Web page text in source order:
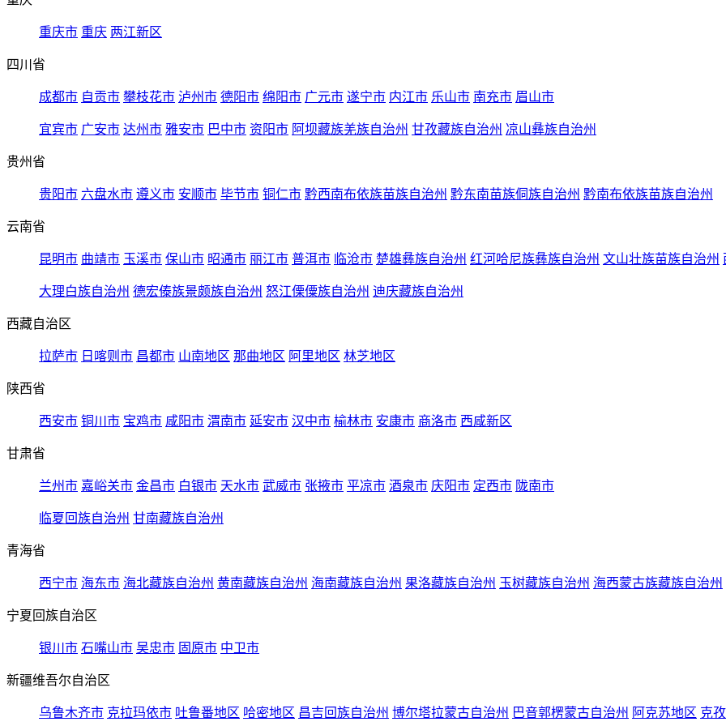
重庆市 重庆 两江新区
四川省
成都市 自贡市 攀枝花市 泸州市 德阳市 绵阳市 广元市 遂宁市 内江市 乐山市 南充市 眉山市
宜宾市 广安市 达州市 雅安市 巴中市 资阳市 阿坝藏族羌族自治州 甘孜藏族自治州 凉山彝族自治州
贵州省
贵阳市 六盘水市 遵义市 安顺市 毕节市 铜仁市 黔西南布依族苗族自治州 黔东南苗族侗族自治州 黔南布依族苗族自治州
云南省
昆明市 曲靖市 玉溪市 保山市 昭通市 丽江市 普洱市 临沧市 楚雄彝族自治州 红河哈尼族彝族自治州 文山壮族苗族自治州
大理白族自治州 德宏傣族景颇族自治州 怒江傈僳族自治州 迪庆藏族自治州
西藏自治区
拉萨市 日喀则市 昌都市 山南地区 那曲地区 阿里地区 林芝地区
陕西省
西安市 铜川市 宝鸡市 咸阳市 渭南市 延安市 汉中市 榆林市 安康市 商洛市 西咸新区
甘肃省
兰州市 嘉峪关市 金昌市 白银市 天水市 武威市 张掖市 平凉市 酒泉市 庆阳市 定西市 陇南市
临夏回族自治州 甘南藏族自治州
青海省
西宁市 海东市 海北藏族自治州 黄南藏族自治州 海南藏族自治州 果洛藏族自治州 玉树藏族自治州 海西蒙古族藏族自治州
宁夏回族自治区
银川市 石嘴山市 吴忠市 固原市 中卫市
新疆维吾尔自治区
乌鲁木齐市 克拉玛依市 吐鲁番地区 哈密地区 昌吉回族自治州 博尔塔拉蒙古自治州 巴音郭楞蒙古自治州 阿克苏地区 克